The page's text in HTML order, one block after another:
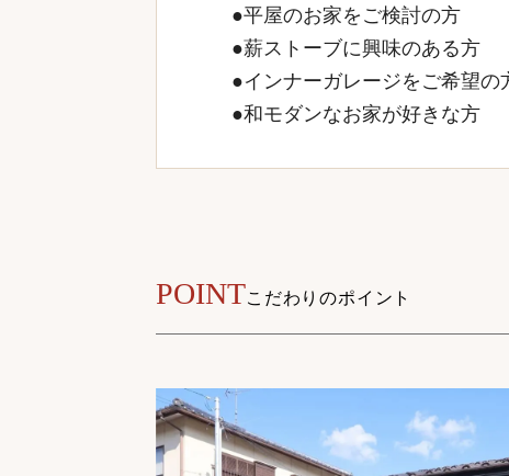
●平屋のお家をご検討の方
●薪ストーブに興味のある方
●インナーガレージをご希望の
●和モダンなお家が好きな方
POINTこだわりのポイント